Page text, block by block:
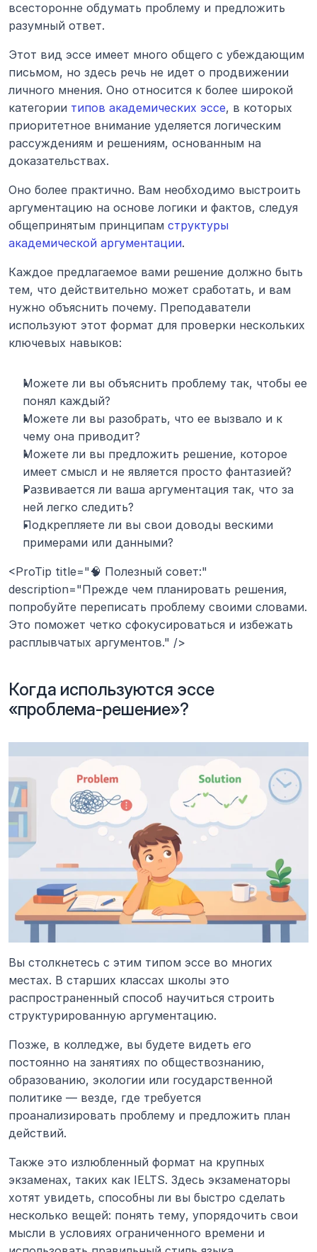
всесторонне обдумать проблему и предложить
разумный ответ.
Этот вид эссе имеет много общего с убеждающим
письмом, но здесь речь не идет о продвижении
личного мнения. Оно относится к более широкой
категории типов академических эссе, в которых
приоритетное внимание уделяется логическим
рассуждениям и решениям, основанным на
доказательствах.
Оно более практично. Вам необходимо выстроить
аргументацию на основе логики и фактов, следуя
общепринятым принципам структуры
академической аргументации.
Каждое предлагаемое вами решение должно быть
тем, что действительно может сработать, и вам
нужно объяснить почему. Преподаватели
используют этот формат для проверки нескольких
ключевых навыков:
Можете ли вы объяснить проблему так, чтобы ее
понял каждый?
Можете ли вы разобрать, что ее вызвало и к
чему она приводит?
Можете ли вы предложить решение, которое
имеет смысл и не является просто фантазией?
Развивается ли ваша аргументация так, что за
ней легко следить?
Подкрепляете ли вы свои доводы вескими
примерами или данными?
<ProTip title="🧠 Полезный совет:"
description="Прежде чем планировать решения,
попробуйте переписать проблему своими словами.
Это поможет четко сфокусироваться и избежать
расплывчатых аргументов." />
Когда используются эссе
«проблема-решение»?
Вы столкнетесь с этим типом эссе во многих
местах. В старших классах школы это
распространенный способ научиться строить
структурированную аргументацию.
Позже, в колледже, вы будете видеть его
постоянно на занятиях по обществознанию,
образованию, экологии или государственной
политике — везде, где требуется
проанализировать проблему и предложить план
действий.
Также это излюбленный формат на крупных
экзаменах, таких как IELTS. Здесь экзаменаторы
хотят увидеть, способны ли вы быстро сделать
несколько вещей: понять тему, упорядочить свои
мысли в условиях ограниченного времени и